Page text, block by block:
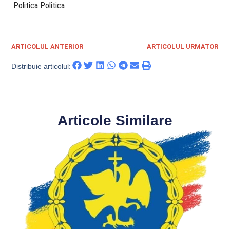
​ Politica Politica
ARTICOLUL ANTERIOR ARTICOLUL URMATOR
Distribuie articolul:
Articole Similare